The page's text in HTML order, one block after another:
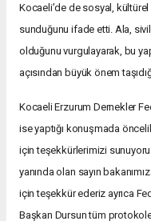
Kocaeli’de de sosyal,
sunduğunu ifade etti. Ala,
olduğunu vurgulayarak, bu
açısından büyük önem
Kocaeli Erzurum Dernekler
ise yaptığı konuşmada
için teşekkürlerimizi
yanında olan sayın
için teşekkür ederiz ayrıca
Başkan Dursun tüm